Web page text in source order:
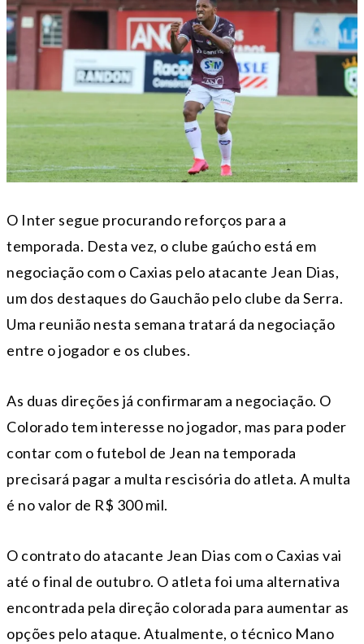
O Inter segue procurando reforços para a
temporada. Desta vez, o clube gaúcho está em
negociação com o Caxias pelo atacante Jean Dias,
um dos destaques do Gauchão pelo clube da Serra.
Uma reunião nesta semana tratará da negociação
entre o jogador e os clubes.
As duas direções já confirmaram a negociação. O
Colorado tem interesse no jogador, mas para poder
contar com o futebol de Jean na temporada
precisará pagar a multa rescisória do atleta. A multa
é no valor de R$ 300 mil.
O contrato do atacante Jean Dias com o Caxias vai
até o final de outubro. O atleta foi uma alternativa
encontrada pela direção colorada para aumentar as
opções pelo ataque. Atualmente, o técnico Mano